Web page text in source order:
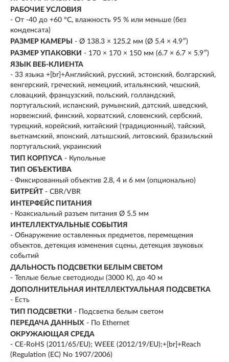
РАБОЧИЕ УСЛОВИЯ
- От -40 до +60 °C, влажность 95 % или меньше (без
конденсата)
РАЗМЕР КАМЕРЫ
- Ø 138.3 × 125.2 мм (Ø 5.4 × 4.9″)
РАЗМЕР УПАКОВКИ - 170 × 170 × 150 мм (6.7 × 6.7 × 5.9″)
ЯЗЫК ВЕБ-КЛИЕНТА
- 33 языка +[br]+Английский, русский, эстонский, болгарский,
венгерский, греческий, немецкий, итальянский, чешский,
словацкий, французский, польский, голландский,
португальский, испанский, румынский, датский, шведский,
норвежский, финский, хорватский, словенский, сербский,
турецкий, корейский, китайский (традиционный), тайский,
вьетнамский, японский, латышский, литовский, бразильский
португальский, украинский
ТИП КОРПУСА - Купольные
ТИП ОБЪЕКТИВА
- Фиксированный объектив 2.8, 4 и 6 мм (опционально)
БИТРЕЙТ - CBR/VBR
ИНТЕРФЕЙС ПИТАНИЯ
- Коаксиальный разъем питания Ø 5.5 мм
ИНТЕЛЛЕКТУАЛЬНЫЕ СОБЫТИЯ
- Обнаружение оставленных предметов, перемещения
объектов, детекция изменения сцены, детекция звуковых
событий
ДАЛЬНОСТЬ ПОДСВЕТКИ БЕЛЫМ СВЕТОМ
- Теплые белые светодиоды (3000 К), до 40 м
ДОПОЛНИТЕЛЬНАЯ ИНТЕЛЛЕКТУАЛЬНАЯ ПОДСВЕТКА
- Есть
ТИП ПОДСВЕТКИ - Подсветка белым светом
ПЕРЕДАЧА ДАННЫХ - По Ethernet
ОКРУЖАЮЩАЯ СРЕДА
- CE-RoHS (2011/65/EU); WEEE (2012/19/EU);+[br]+Reach
(Regulation (EC) No 1907/2006)